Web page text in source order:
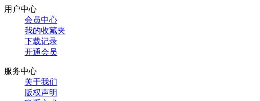
用户中心
会员中心
我的收藏夹
下载记录
开通会员
服务中心
关于我们
版权声明